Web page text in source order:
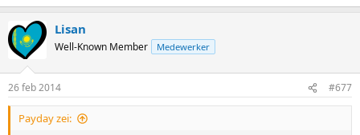
Lisan
Well-Known Member Medewerker
26 feb 2014 #677
Payday zei: